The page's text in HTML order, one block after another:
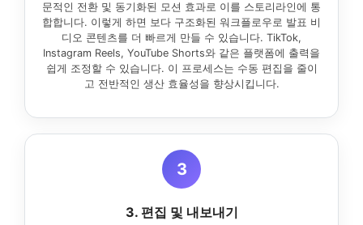
문적인 전환 및 동기화된 모션 효과로 이를 스토리라인에 통
합합니다. 이렇게 하면 보다 구조화된 워크플로우로 발표 비
디오 콘텐츠를 더 빠르게 만들 수 있습니다. TikTok,
Instagram Reels, YouTube Shorts와 같은 플랫폼에 출력을
쉽게 조정할 수 있습니다. 이 프로세스는 수동 편집을 줄이
고 전반적인 생산 효율성을 향상시킵니다.
3
3. 편집 및 내보내기